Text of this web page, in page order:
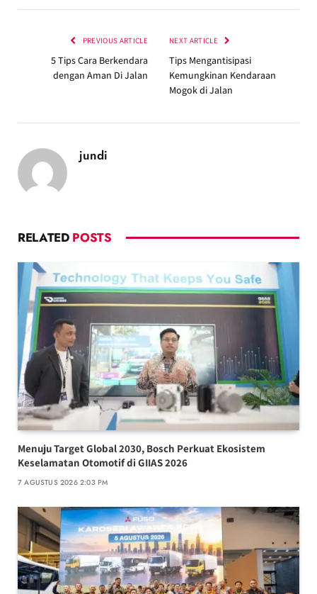
PREVIOUS ARTICLE
5 Tips Cara Berkendara
dengan Aman Di Jalan
NEXT ARTICLE
Tips Mengantisipasi
Kemungkinan Kendaraan
Mogok di Jalan
jundi
RELATED POSTS
Menuju Target Global 2030, Bosch Perkuat Ekosistem
Keselamatan Otomotif di GIIAS 2026
7 AGUSTUS 2026 2:03 PM